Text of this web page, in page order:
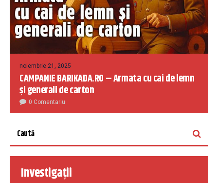
noiembrie 21, 2025
CAMPANIE BARIKADA.RO – Armata cu cai de lemn
și generali de carton
0 Comentariu
Investigații